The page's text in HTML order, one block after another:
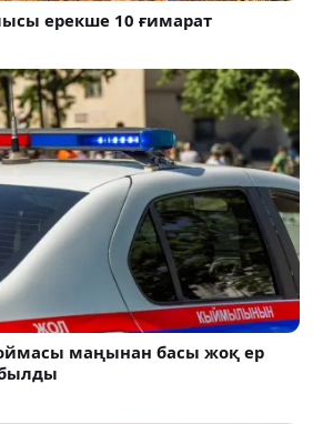
ерекше 10 ғимарат
маңынан басы жоқ ер